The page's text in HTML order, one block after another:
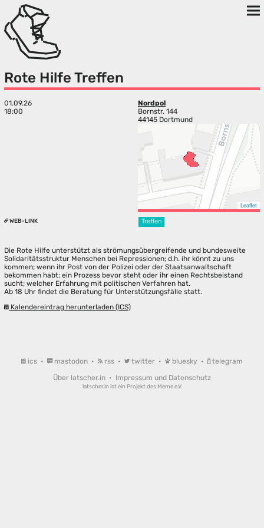
Rote Hilfe Treffen
01.09.26
18:00
Nordpol
Bornstr. 144
44145 Dortmund
Leaflet
WEB-LINK Treffen
Die Rote Hilfe unterstützt als strömungsübergreifende und bundesweite
Solidaritätsstruktur Menschen bei Repressionen; d.h. ihr könnt zu uns
kommen; wenn ihr Post von der Polizei oder der Staatsanwaltschaft
bekommen habt; ein Prozess bevor steht oder ihr einen Rechtsbeistand
sucht; welcher Erfahrung mit politischen Verfahren hat.
Ab 18 Uhr findet die Beratung für Unterstützungsfälle statt.
Kalendereintrag herunterladen (ICS)
ics • mastodon • rss • twitter • bluesky •
telegram
Über latscher.in • Impressum und Datenschutz
latscher.in ist ein Projekt des Meme e.V.